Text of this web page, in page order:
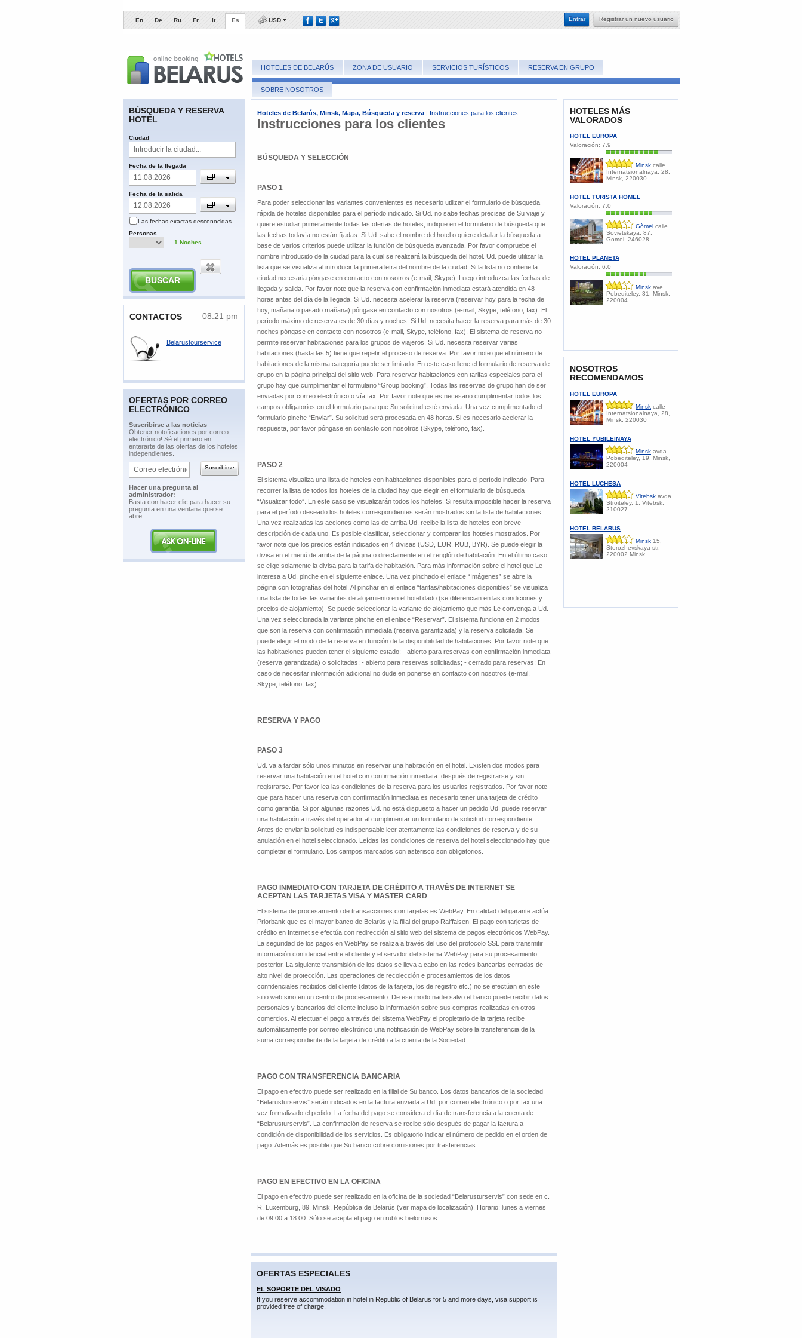
En De Ru Fr It Es USD ​Registrar un nuevo usuario
​Entrar
HOTELES DE BELARÚS ZONA DE USUARIO SERVICIOS TURÍSTICOS RESERVA EN GRUPO
SOBRE NOSOTROS
BÚSQUEDA Y RESERVA
HOTEL
​Ciudad
​Fecha de la llegada
Fecha de la salida
Las fechas exactas desconocidas
​Personas
1 ​Noches
​CONTACTOS 08:21 pm
Belarustourservice
OFERTAS POR CORREO
ELECTRÓNICO
​Suscribirse a las noticias
​Obtener notoficaciones por correo
electrónico! Sé el primero en
enterarte de las ofertas de los hoteles
independientes.
​Hacer una pregunta al
administrador:
​Basta con hacer clic para hacer su
pregunta en una ventana que se
abre.
Hoteles de Belarús, Minsk, Mapa, Búsqueda y reserva | Instrucciones para los clientes
Instrucciones para los clientes
BÚSQUEDA Y SELECCIÓN
PASO 1
Para poder seleccionar las variantes convenientes es necesario utilizar el formulario de búsqueda
rápida de hoteles disponibles para el período indicado. Si Ud. no sabe fechas precisas de Su viaje y
quiere estudiar primeramente todas las ofertas de hoteles, indique en el formulario de búsqueda que
las fechas todavía no están fijadas. Si Ud. sabe el nombre del hotel o quiere detallar la búsqueda a
base de varios criterios puede utilizar la función de búsqueda avanzada. Por favor compruebe el
nombre introducido de la ciudad para la cual se realizará la búsqueda del hotel. Ud. puede utilizar la
lista que se visualiza al introducir la primera letra del nombre de la ciudad. Si la lista no contiene la
ciudad necesaria póngase en contacto con nosotros (e-mail, Skype). Luego introduzca las fechas de
llegada y salida. Por favor note que la reserva con confirmación inmediata estará atendida en 48
horas antes del día de la llegada. Si Ud. necesita acelerar la reserva (reservar hoy para la fecha de
hoy, mañana o pasado mañana) póngase en contacto con nosotros (e-mail, Skype, teléfono, fax). El
período máximo de reserva es de 30 días y noches. Si Ud. necesita hacer la reserva para más de 30
noches póngase en contacto con nosotros (e-mail, Skype, teléfono, fax). El sistema de reserva no
permite reservar habitaciones para los grupos de viajeros. Si Ud. necesita reservar varias
habitaciones (hasta las 5) tiene que repetir el proceso de reserva. Por favor note que el número de
habitaciones de la misma categoría puede ser limitado. En este caso llene el formulario de reserva de
grupo en la página principal del sitio web. Para reservar habitaciones con tarifas especiales para el
grupo hay que cumplimentar el formulario “Group booking”. Todas las reservas de grupo han de ser
enviadas por correo electrónico o vía fax. Por favor note que es necesario cumplimentar todos los
campos obligatorios en el formulario para que Su solicitud esté enviada. Una vez cumplimentado el
formulario pinche “Enviar”. Su solicitud será procesada en 48 horas. Si es necesario acelerar la
respuesta, por favor póngase en contacto con nosotros (Skype, teléfono, fax).
PASO 2
El sistema visualiza una lista de hoteles con habitaciones disponibles para el período indicado. Para
recorrer la lista de todos los hoteles de la ciudad hay que elegir en el formulario de búsqueda
“Visualizar todo”. En este caso se visualizarán todos los hoteles. Si resulta imposible hacer la reserva
para el período deseado los hoteles correspondientes serán mostrados sin la lista de habitaciones.
Una vez realizadas las acciones como las de arriba Ud. recibe la lista de hoteles con breve
descripción de cada uno. Es posible clasificar, seleccionar y comparar los hoteles mostrados. Por
favor note que los precios están indicados en 4 divisas (USD, EUR, RUB, BYR). Se puede elegir la
divisa en el menú de arriba de la página o directamente en el renglón de habitación. En el último caso
se elige solamente la divisa para la tarifa de habitación. Para más información sobre el hotel que Le
interesa a Ud. pinche en el siguiente enlace. Una vez pinchado el enlace “Imágenes” se abre la
página con fotografías del hotel. Al pinchar en el enlace “tarifas/habitaciones disponibles” se visualiza
una lista de todas las variantes de alojamiento en el hotel dado (se diferencian en las condiciones y
precios de alojamiento). Se puede seleccionar la variante de alojamiento que más Le convenga a Ud.
Una vez seleccionada la variante pinche en el enlace “Reservar”. El sistema funciona en 2 modos
que son la reserva con confirmación inmediata (reserva garantizada) y la reserva solicitada. Se
puede elegir el modo de la reserva en función de la disponibilidad de habitaciones. Por favor note que
las habitaciones pueden tener el siguiente estado: - abierto para reservas con confirmación inmediata
(reserva garantizada) o solicitadas; - abierto para reservas solicitadas; - cerrado para reservas; En
caso de necesitar información adicional no dude en ponerse en contacto con nosotros (e-mail,
Skype, teléfono, fax).
RESERVA Y PAGO
PASO 3
Ud. va a tardar sólo unos minutos en reservar una habitación en el hotel. Existen dos modos para
reservar una habitación en el hotel con confirmación inmediata: después de registrarse y sin
registrarse. Por favor lea las condiciones de la reserva para los usuarios registrados. Por favor note
que para hacer una reserva con confirmación inmediata es necesario tener una tarjeta de crédito
como garantía. Si por algunas razones Ud. no está dispuesto a hacer un pedido Ud. puede reservar
una habitación a través del operador al cumplimentar un formulario de solicitud correspondiente.
Antes de enviar la solicitud es indispensable leer atentamente las condiciones de reserva y de su
anulación en el hotel seleccionado. Leídas las condiciones de reserva del hotel seleccionado hay que
completar el formulario. Los campos marcados con asterisco son obligatorios.
PAGO INMEDIATO CON TARJETA DE CRÉDITO A TRAVÉS DE INTERNET SE
ACEPTAN LAS TARJETAS VISA Y MASTER CARD
El sistema de procesamiento de transacciones con tarjetas es WebPay. En calidad del garante actúa
Priorbank que es el mayor banco de Belarús y la filial del grupo Raiffaisen. El pago con tarjetas de
crédito en Internet se efectúa con redirección al sitio web del sistema de pagos electrónicos WebPay.
La seguridad de los pagos en WebPay se realiza a través del uso del protocolo SSL para transmitir
información confidencial entre el cliente y el servidor del sistema WebPay para su procesamiento
posterior. La siguiente transmisión de los datos se lleva a cabo en las redes bancarias cerradas de
alto nivel de protección. Las operaciones de recolección e procesamientos de los datos
confidenciales recibidos del cliente (datos de la tarjeta, los de registro etc.) no se efectúan en este
sitio web sino en un centro de procesamiento. De ese modo nadie salvo el banco puede recibir datos
personales y bancarios del cliente incluso la información sobre sus compras realizadas en otros
comercios. Al efectuar el pago a través del sistema WebPay el propietario de la tarjeta recibe
automáticamente por correo electrónico una notificación de WebPay sobre la transferencia de la
suma correspondiente de la tarjeta de crédito a la cuenta de la Sociedad.
PAGO CON TRANSFERENCIA BANCARIA
El pago en efectivo puede ser realizado en la filial de Su banco. Los datos bancarios de la sociedad
“Belarusturservis” serán indicados en la factura enviada a Ud. por correo electrónico o por fax una
vez formalizado el pedido. La fecha del pago se considera el día de transferencia a la cuenta de
“Belarusturservis”. La confirmación de reserva se recibe sólo después de pagar la factura a
condición de disponibilidad de los servicios. Es obligatorio indicar el número de pedido en el orden de
pago. Además es posible que Su banco cobre comisiones por trasferencias.
PAGO EN EFECTIVO EN LA OFICINA
El pago en efectivo puede ser realizado en la oficina de la sociedad “Belarusturservis” con sede en c.
R. Luxemburg, 89, Minsk, República de Belarús (ver mapa de localización). Horario: lunes a viernes
de 09:00 a 18:00. Sólo se acepta el pago en rublos bielorrusos.
OFERTAS ESPECIALES
EL SOPORTE DEL VISADO
If you reserve accommodation in hotel in Republic of Belarus for 5 and more days, visa support is
provided free of charge.
HOTELES MÁS
VALORADOS
HOTEL EUROPA
Valoración: 7.9
Minsk calle
Internatsionalnaya, 28,
Minsk, 220030
HOTEL TURISTA HOMEL
Valoración: 7.0
Gòmel calle
Sovietskaya, 87,
Gomel, 246028
HOTEL PLANETA
Valoración: 6.0
Minsk ave
Pobediteley, 31, Minsk,
220004
​NOSOTROS
RECOMENDAMOS
HOTEL EUROPA
Minsk calle
Internatsionalnaya, 28,
Minsk, 220030
HOTEL YUBILEINAYA
Minsk avda
Pobediteley, 19, Minsk,
220004
HOTEL LUCHESA
Vitebsk avda
Stroiteley, 1, Vitebsk,
210027
HOTEL BELARUS
Minsk 15,
Storozhevskaya str.
220002 Minsk